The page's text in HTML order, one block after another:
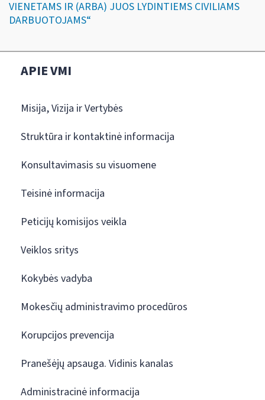
VIENETAMS IR (ARBA) JUOS LYDINTIEMS CIVILIAMS
DARBUOTOJAMS“
APIE VMI
Misija, Vizija ir Vertybės
Struktūra ir kontaktinė informacija
Konsultavimasis su visuomene
Teisinė informacija
Peticijų komisijos veikla
Veiklos sritys
Kokybės vadyba
Mokesčių administravimo procedūros
Korupcijos prevencija
Pranešėjų apsauga. Vidinis kanalas
Administracinė informacija